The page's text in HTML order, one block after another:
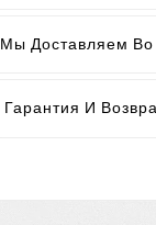
Мы Доставляем
Гарантия И